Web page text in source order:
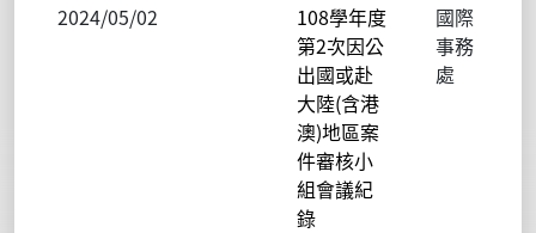
2024/05/02
108學年度
第2次因公
出國或赴
大陸(含港
澳)地區案
件審核小
組會議紀
錄
國際
事務
處